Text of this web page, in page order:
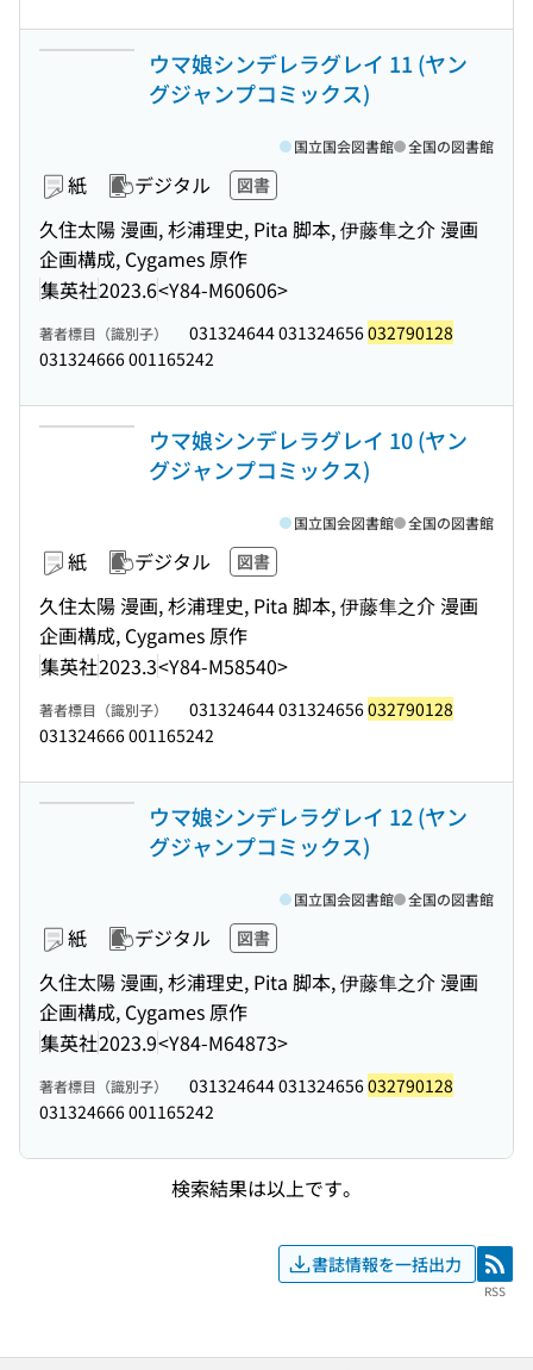
ウマ娘シンデレラグレイ 11 (ヤン
グジャンプコミックス)
紙 デジタル 図書
久住太陽 漫画, 杉浦理史, Pita 脚本, 伊藤隼之介 漫画
企画構成, Cygames 原作
集英社2023.6<Y84-M60606>
国立国会図書館 全国の図書館
著者標目（識別子） 031324644 031324656032790128
031324666 001165242
ウマ娘シンデレラグレイ 10 (ヤン
グジャンプコミックス)
紙 デジタル 図書
久住太陽 漫画, 杉浦理史, Pita 脚本, 伊藤隼之介 漫画
企画構成, Cygames 原作
集英社2023.3<Y84-M58540>
国立国会図書館 全国の図書館
著者標目（識別子） 031324644 031324656032790128
031324666 001165242
ウマ娘シンデレラグレイ 12 (ヤン
グジャンプコミックス)
紙 デジタル 図書
久住太陽 漫画, 杉浦理史, Pita 脚本, 伊藤隼之介 漫画
企画構成, Cygames 原作
集英社2023.9<Y84-M64873>
国立国会図書館 全国の図書館
著者標目（識別子） 031324644 031324656032790128
031324666 001165242
検索結果は以上です。
書誌情報を一括出力 RSS
RSS